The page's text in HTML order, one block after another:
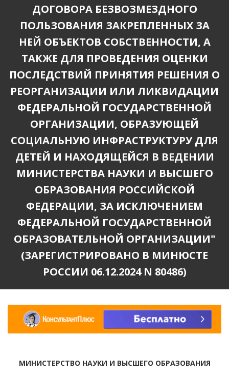
ДОГОВОРА БЕЗВОЗМЕЗДНОГО
ПОЛЬЗОВАНИЯ ЗАКРЕПЛЕННЫХ ЗА
НЕЙ ОБЪЕКТОВ СОБСТВЕННОСТИ, А
ТАКЖЕ ДЛЯ ПРОВЕДЕНИЯ ОЦЕНКИ
ПОСЛЕДСТВИЙ ПРИНЯТИЯ РЕШЕНИЯ О
РЕОРГАНИЗАЦИИ ИЛИ ЛИКВИДАЦИИ
ФЕДЕРАЛЬНОЙ ГОСУДАРСТВЕННОЙ
ОРГАНИЗАЦИИ, ОБРАЗУЮЩЕЙ
СОЦИАЛЬНУЮ ИНФРАСТРУКТУРУ ДЛЯ
ДЕТЕЙ И НАХОДЯЩЕЙСЯ В ВЕДЕНИИ
МИНИСТЕРСТВА НАУКИ И ВЫСШЕГО
ОБРАЗОВАНИЯ РОССИЙСКОЙ
ФЕДЕРАЦИИ, ЗА ИСКЛЮЧЕНИЕМ
ФЕДЕРАЛЬНОЙ ГОСУДАРСТВЕННОЙ
ОБРАЗОВАТЕЛЬНОЙ ОРГАНИЗАЦИИ"
(ЗАРЕГИСТРИРОВАНО В МИНЮСТЕ
РОССИИ 06.12.2024 N 80486)
МИНИСТЕРСТВО НАУКИ И ВЫСШЕГО ОБРАЗОВАНИЯ